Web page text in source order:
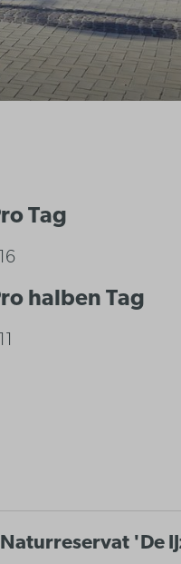
Tag
halben Tag
Naturreservat 'De